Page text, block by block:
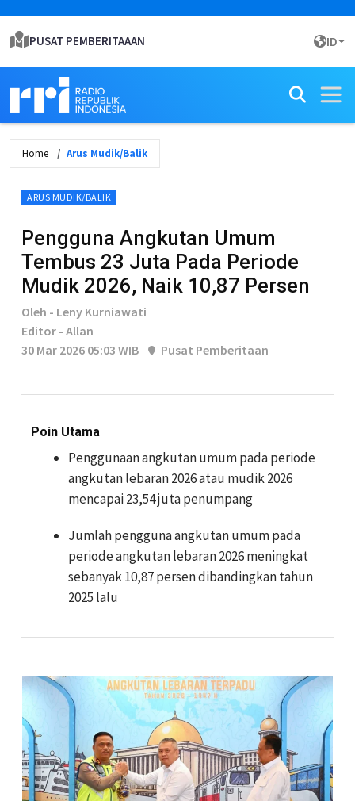
PUSAT PEMBERITAAAN ID
Home Arus Mudik/Balik
ARUS MUDIK/BALIK
Pengguna Angkutan Umum
Tembus 23 Juta Pada Periode
Mudik 2026, Naik 10,87 Persen
Oleh - Leny Kurniawati
Editor - Allan
30 Mar 2026 05:03 WIB
Pusat Pemberitaan
Poin Utama
Penggunaan angkutan umum pada periode
angkutan lebaran 2026 atau mudik 2026
mencapai 23,54 juta penumpang
Jumlah pengguna angkutan umum pada
periode angkutan lebaran 2026 meningkat
sebanyak 10,87 persen dibandingkan tahun
2025 lalu